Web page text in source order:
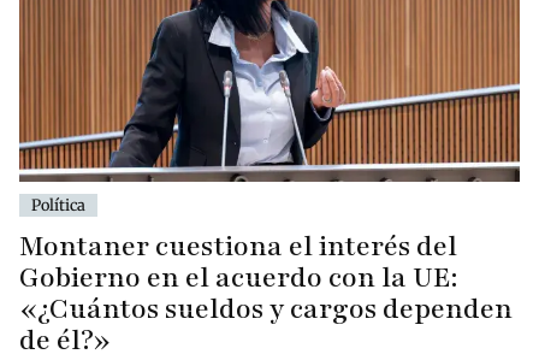
Política
Montaner cuestiona el interés del
Gobierno en el acuerdo con la UE:
«¿Cuántos sueldos y cargos dependen
de él?»